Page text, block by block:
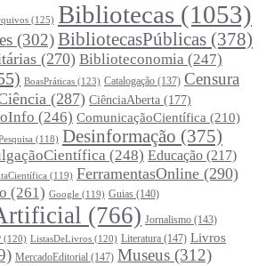
(125) Bibliotecas (1053)
(302)BibliotecasPúblicas (378)
(270) Biblioteconomia (247)
BoasPráticas (123) Catalogação (137) Censura
(287) CiênciaAberta (177)
(246) ComunicaçãoCientífica (210)
(118) Desinformação (375)
(248) Educação (217)
(119) FerramentasOnline (290)
(261) Google (119) Guias (140)
(766) Jornalismo (143)
(120) ListasDeLivros (120) Literatura (147) Livros
MercadoEditorial (147) Museus (312)